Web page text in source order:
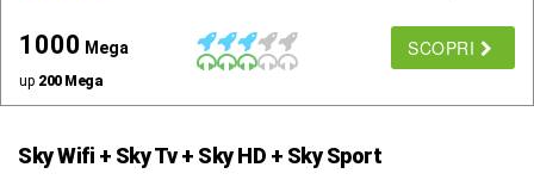
1000 Mega
up 200 Mega
SCOPRI
Sky Wifi + Sky Tv + Sky HD + Sky Sport